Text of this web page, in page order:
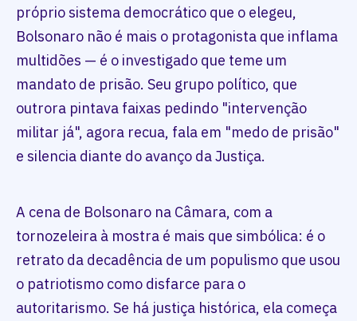
próprio sistema democrático que o elegeu,
Bolsonaro não é mais o protagonista que inflama
multidões — é o investigado que teme um
mandato de prisão. Seu grupo político, que
outrora pintava faixas pedindo "intervenção
militar já", agora recua, fala em "medo de prisão"
e silencia diante do avanço da Justiça.
A cena de Bolsonaro na Câmara, com a
tornozeleira à mostra é mais que simbólica: é o
retrato da decadência de um populismo que usou
o patriotismo como disfarce para o
autoritarismo. Se há justiça histórica, ela começa